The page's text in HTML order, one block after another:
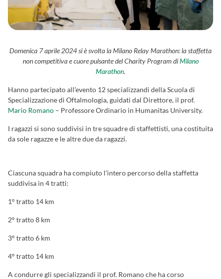
Domenica 7 aprile 2024 si è svolta la Milano Relay Marathon: la staffetta
non competitiva e cuore pulsante del Charity Program diMilano
Marathon.
Hanno partecipato all’evento 12 specializzandi della Scuola di
Specializzazione di Oftalmologia, guidati dal Direttore, il prof.
Mario Romano – Professore Ordinario in Humanitas University.
I ragazzi si sono suddivisi in tre squadre di staffettisti, una costituita
da sole ragazze e le altre due da ragazzi.
Ciascuna squadra ha compiuto l’intero percorso della staffetta
suddivisa in 4 tratti:
1° tratto 14 km
2° tratto 8 km
3° tratto 6 km
4° tratto 14 km
A condurre gli specializzandi il prof. Romano che ha corso